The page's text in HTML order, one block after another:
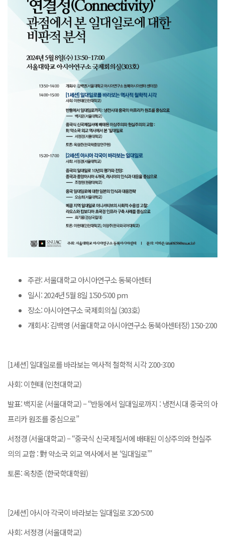
주관: 서울대학교 아시아연구소 동북아센터
일시: 2024년 5월 8일 1:50-5:00 pm
장소: 아시아연구소 국제회의실 (303호)
개회사: 김백영 (서울대학교 아시아연구소 동북아센터장) 1:50-2:00
[1세션] 일대일로를 바라보는 역사적 철학적 시각 2:00-3:00
사회: 이현태 (인천대학교)
발표: 백지운 (서울대학교) – “반둥에서 일대일로까지 : 냉전시대 중국의 아
프리카 원조를 중심으로”
서정경 (서울대학교) – “중국식 신국제질서에 배태된 이상주의와 현실주
의의 교합 : 對 약소국 외교 역사에서 본 ‘일대일로’”
토론: 옥창준 (한국학대학원)
[2세션] 아시아 각국이 바라보는 일대일로 3:20-5:00
사회: 서정경 (서울대학교)